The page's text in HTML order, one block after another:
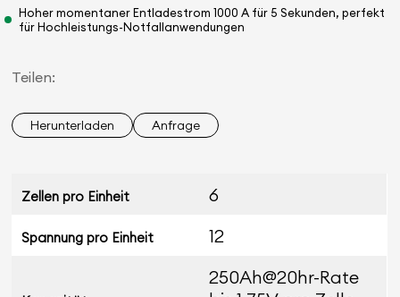
Hoher momentaner Entladestrom 1000 A für 5 Sekunden, perfekt
für Hochleistungs-Notfallanwendungen
Teilen:
Herunterladen Anfrage
Zellen pro Einheit 6
Spannung pro Einheit 12
250Ah@20hr-Rate